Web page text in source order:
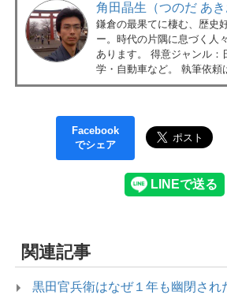
角田晶生（つのだ あき
鎌倉の最果てに棲む、歴史
ー。時代の片隅に息づく人
あります。 得意ジャンル：
学・自動車など。 執筆依頼
Facebook
でシェア
関連記事
黒田官兵衛はなぜ１年も幽閉され